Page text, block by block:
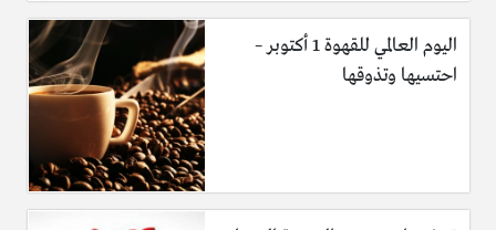
اليوم العالمي للقهوة 1 أكتوبر –
احتسيها وتذوقها